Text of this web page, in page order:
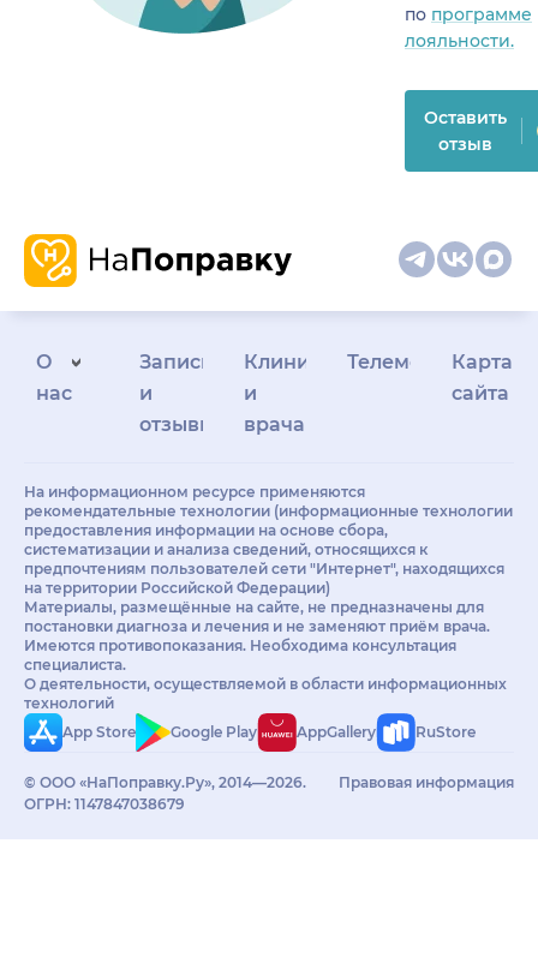
по программе
лояльности.
Оставить
отзыв
О
нас
Запись
и
отзывы
Клиникам
и
врачам
Телемедицина
Карта
сайта
На информационном ресурсе применяются
рекомендательные технологии (информационные технологии
предоставления информации на основе сбора,
систематизации и анализа сведений, относящихся к
предпочтениям пользователей сети "Интернет", находящихся
на территории Российской Федерации)
Материалы, размещённые на сайте, не предназначены для
постановки диагноза и лечения и не заменяют приём врача.
Имеются противопоказания. Необходима консультация
специалиста.
О деятельности, осуществляемой в области информационных
технологий
App Store
Google Play AppGallery RuStore
© ООО «НаПоправку.Ру», 2014—2026.
ОГРН: 1147847038679
Правовая информация